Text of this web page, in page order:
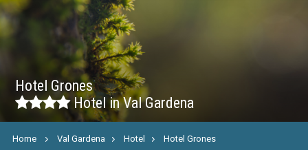
Hotel Grones
Hotel in Val Gardena
Home Val Gardena Hotel Hotel Grones